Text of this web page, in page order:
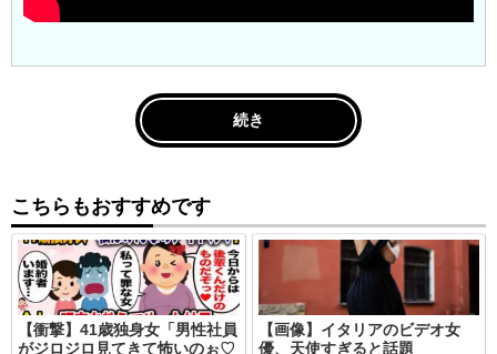
続き
こちらもおすすめです
【衝撃】41歳独身女「男性社員
がジロジロ見てきて怖いのぉ♡
【画像】イタリアのビデオ女
優、天使すぎると話題